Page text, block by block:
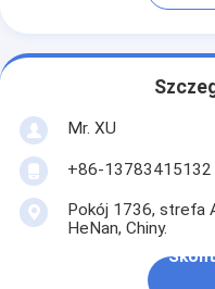
Mr. XU
+86-13783415132
Pokój 1736, strefa
HeNan, Chiny.